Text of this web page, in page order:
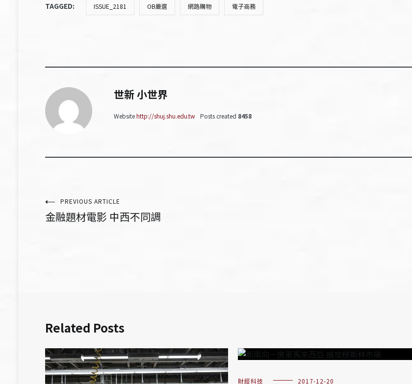
TAGGED: ISSUE_2181 OB嚴選 網路購物 電子商務
世新 小世界
Websitehttp://shuj.shu.edu.tw Posts created 8458
文PREVIOUS ARTICLE
金融題材電影 中西不同調
Related Posts
財經科技 2017-12-20